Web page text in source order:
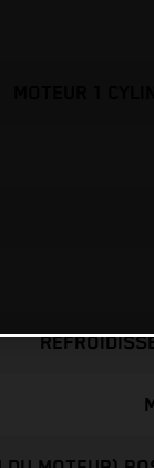
MOTEUR 1